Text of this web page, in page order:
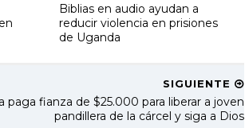
Biblias en audio ayudan a
reducir violencia en prisiones
de Uganda
SIGUIENTE
paga fianza de $25.000 para liberar a joven
pandillera de la cárcel y siga a Dios